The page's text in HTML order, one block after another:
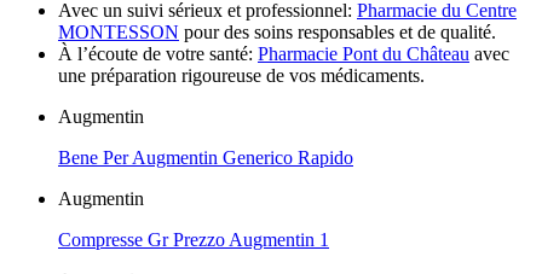
Avec un suivi sérieux et professionnel: Pharmacie du Centre
MONTESSON pour des soins responsables et de qualité.
À l’écoute de votre santé: Pharmacie Pont du Château avec
une préparation rigoureuse de vos médicaments.
Augmentin
Bene Per Augmentin Generico Rapido
Augmentin
Compresse Gr Prezzo Augmentin 1